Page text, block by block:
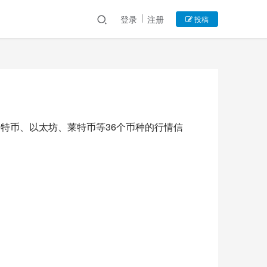
登录 注册 投稿
币、以太坊、莱特币等36个币种的行情信